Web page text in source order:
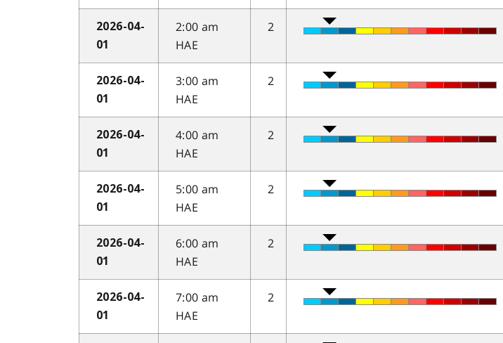
2026-04-
01
2:00 am
HAE
2
2026-04-
01
3:00 am
HAE
2
2026-04-
01
4:00 am
HAE
2
2026-04-
01
5:00 am
HAE
2
2026-04-
01
6:00 am
HAE
2
2026-04-
01
7:00 am
HAE
2